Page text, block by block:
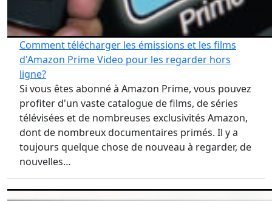
Comment télécharger les émissions et les films
d'Amazon Prime Video pour les regarder hors
ligne?
Si vous êtes abonné à Amazon Prime, vous pouvez
profiter d'un vaste catalogue de films, de séries
télévisées et de nombreuses exclusivités Amazon,
dont de nombreux documentaires primés. Il y a
toujours quelque chose de nouveau à regarder, de
nouvelles…